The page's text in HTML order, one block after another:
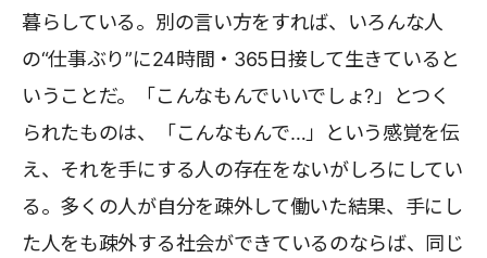
暮らしている。別の言い方をすれば、いろんな人
の“仕事ぶり”に24時間・365日接して生きていると
いうことだ。「こんなもんでいいでしょ?」とつく
られたものは、「こんなもんで…」という感覚を伝
え、それを手にする人の存在をないがしろにしてい
る。多くの人が自分を疎外して働いた結果、手にし
た人をも疎外する社会ができているのならば、同じ